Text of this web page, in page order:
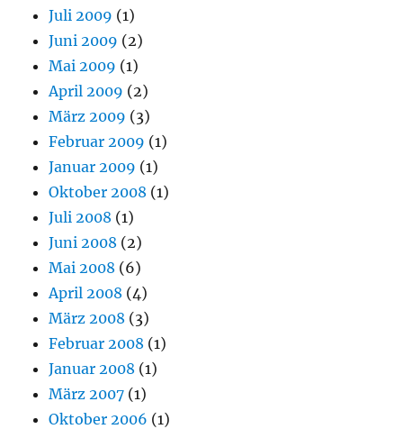
Juli 2009 (1)
Juni 2009 (2)
Mai 2009 (1)
April 2009 (2)
März 2009 (3)
Februar 2009 (1)
Januar 2009 (1)
Oktober 2008 (1)
Juli 2008 (1)
Juni 2008 (2)
Mai 2008 (6)
April 2008 (4)
März 2008 (3)
Februar 2008 (1)
Januar 2008 (1)
März 2007 (1)
Oktober 2006 (1)